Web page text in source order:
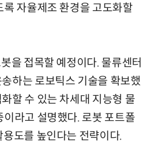
록 자율제조 환경을 고도화할
을 접목할 예정이다. 물류센터
하는 로보틱스 기술을 확보했
할 수 있는 차세대 지능형 물
라고 설명했다. 로봇 포트폴
도를 높인다는 전략이다.